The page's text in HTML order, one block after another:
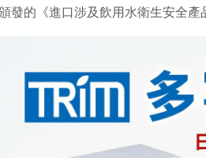
發的《進口涉及飲用水衛生安全產